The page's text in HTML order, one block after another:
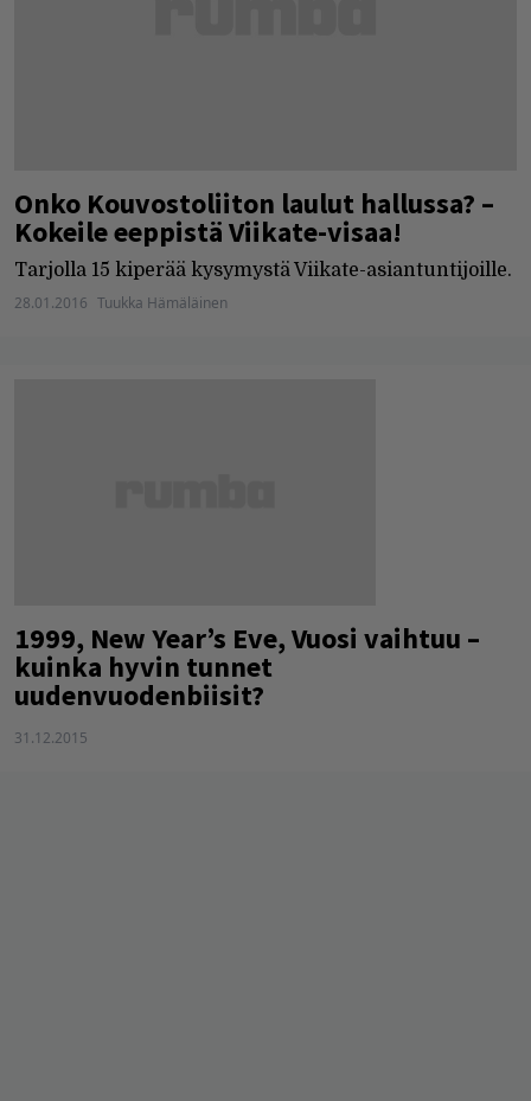
Onko Kouvostoliiton laulut hallussa? –
Kokeile eeppistä Viikate-visaa!
Tarjolla 15 kiperää kysymystä Viikate-asiantuntijoille.
28.01.2016 Tuukka Hämäläinen
1999, New Year’s Eve, Vuosi vaihtuu –
kuinka hyvin tunnet
uudenvuodenbiisit?
31.12.2015